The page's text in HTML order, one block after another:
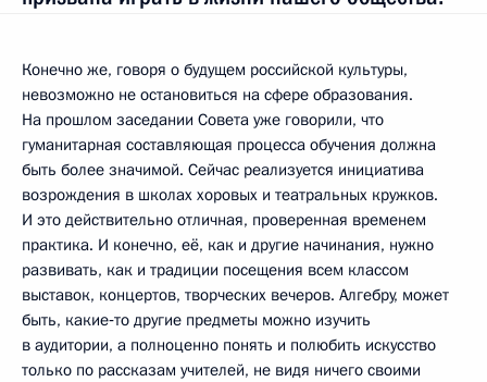
Конечно же, говоря о будущем российской культуры,
невозможно не остановиться на сфере образования.
На прошлом заседании Совета уже говорили, что
гуманитарная составляющая процесса обучения должна
быть более значимой. Сейчас реализуется инициатива
возрождения в школах хоровых и театральных кружков.
И это действительно отличная, проверенная временем
практика. И конечно, её, как и другие начинания, нужно
развивать, как и традиции посещения всем классом
выставок, концертов, творческих вечеров. Алгебру, может
быть, какие‑то другие предметы можно изучить
в аудитории, а полноценно понять и полюбить искусство
только по рассказам учителей, не видя ничего своими